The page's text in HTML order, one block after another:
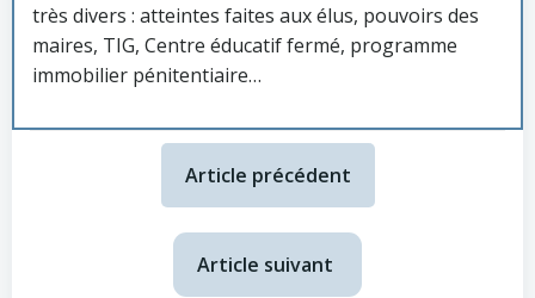
très divers : atteintes faites aux élus, pouvoirs des
maires, TIG, Centre éducatif fermé, programme
immobilier pénitentiaire…
Article précédent
Article suivant